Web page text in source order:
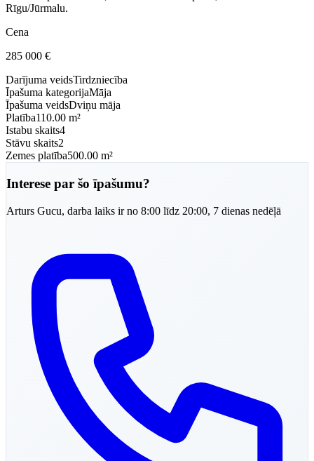
Rīgu/Jūrmalu.
Cena
285 000 €
Darījuma veidsTirdzniecība
Īpašuma kategorijaMāja
Īpašuma veidsDviņu māja
Platība110.00 m²
Istabu skaits4
Stāvu skaits2
Zemes platība500.00 m²
Interese par šo īpašumu?
Arturs Gucu, darba laiks ir no 8:00 līdz 20:00, 7 dienas nedēļā